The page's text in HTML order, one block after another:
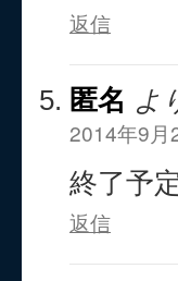
返信
匿名 よ
2014年9月
終了予
返信